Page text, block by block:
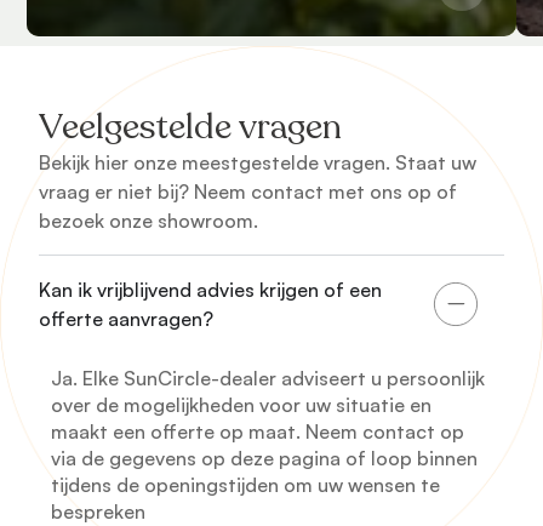
Veelgestelde vragen
Bekijk hier onze meestgestelde vragen. Staat uw
vraag er niet bij? Neem contact met ons op of
bezoek onze showroom.
Kan ik vrijblijvend advies krijgen of een
offerte aanvragen?
Ja. Elke SunCircle-dealer adviseert u persoonlijk
over de mogelijkheden voor uw situatie en
maakt een offerte op maat. Neem contact op
via de gegevens op deze pagina of loop binnen
tijdens de openingstijden om uw wensen te
bespreken